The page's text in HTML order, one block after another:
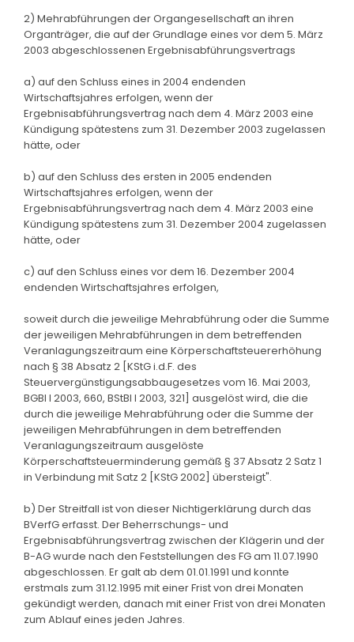
2) Mehrabführungen der Organgesellschaft an ihren
Organträger, die auf der Grundlage eines vor dem 5. März
2003 abgeschlossenen Ergebnisabführungsvertrags
a) auf den Schluss eines in 2004 endenden
Wirtschaftsjahres erfolgen, wenn der
Ergebnisabführungsvertrag nach dem 4. März 2003 eine
Kündigung spätestens zum 31. Dezember 2003 zugelassen
hätte, oder
b) auf den Schluss des ersten in 2005 endenden
Wirtschaftsjahres erfolgen, wenn der
Ergebnisabführungsvertrag nach dem 4. März 2003 eine
Kündigung spätestens zum 31. Dezember 2004 zugelassen
hätte, oder
c) auf den Schluss eines vor dem 16. Dezember 2004
endenden Wirtschaftsjahres erfolgen,
soweit durch die jeweilige Mehrabführung oder die Summe
der jeweiligen Mehrabführungen in dem betreffenden
Veranlagungszeitraum eine Körperschaftsteuererhöhung
nach § 38 Absatz 2 [KStG i.d.F. des
Steuervergünstigungsabbaugesetzes vom 16. Mai 2003,
BGBl I 2003, 660, BStBl I 2003, 321] ausgelöst wird, die die
durch die jeweilige Mehrabführung oder die Summe der
jeweiligen Mehrabführungen in dem betreffenden
Veranlagungszeitraum ausgelöste
Körperschaftsteuerminderung gemäß § 37 Absatz 2 Satz 1
in Verbindung mit Satz 2 [KStG 2002] übersteigt".
b) Der Streitfall ist von dieser Nichtigerklärung durch das
BVerfG erfasst. Der Beherrschungs- und
Ergebnisabführungsvertrag zwischen der Klägerin und der
B-AG wurde nach den Feststellungen des FG am 11.07.1990
abgeschlossen. Er galt ab dem 01.01.1991 und konnte
erstmals zum 31.12.1995 mit einer Frist von drei Monaten
gekündigt werden, danach mit einer Frist von drei Monaten
zum Ablauf eines jeden Jahres.